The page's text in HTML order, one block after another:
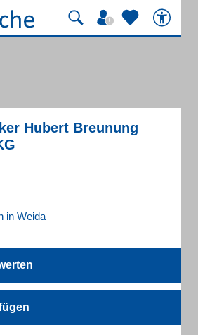
Hubert Breunung
in Weida